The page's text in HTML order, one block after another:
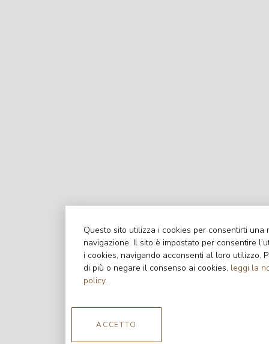
Questo sito utilizza i cookies per consentirti una
navigazione. Il sito è impostato per consentire
i cookies, navigando acconsenti al loro utilizzo.
di più o negare il consenso ai cookies, leggi la
policy.
ACCETTO